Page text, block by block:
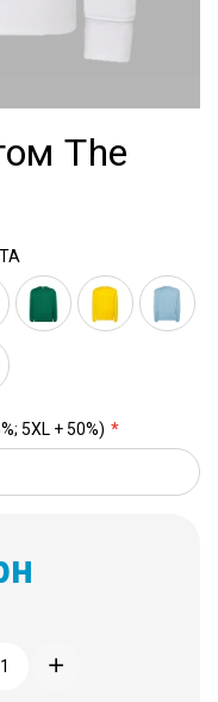
The
5XL + 50%)